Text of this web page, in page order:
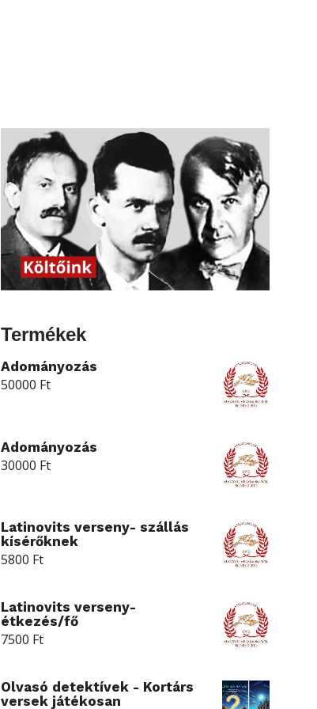
Termékek
Adományozás
50000 Ft
Adományozás
30000 Ft
Latinovits verseny- szállás
kísérőknek
5800 Ft
Latinovits verseny-
étkezés/fő
7500 Ft
Olvasó detektívek - Kortárs
versek játékosan